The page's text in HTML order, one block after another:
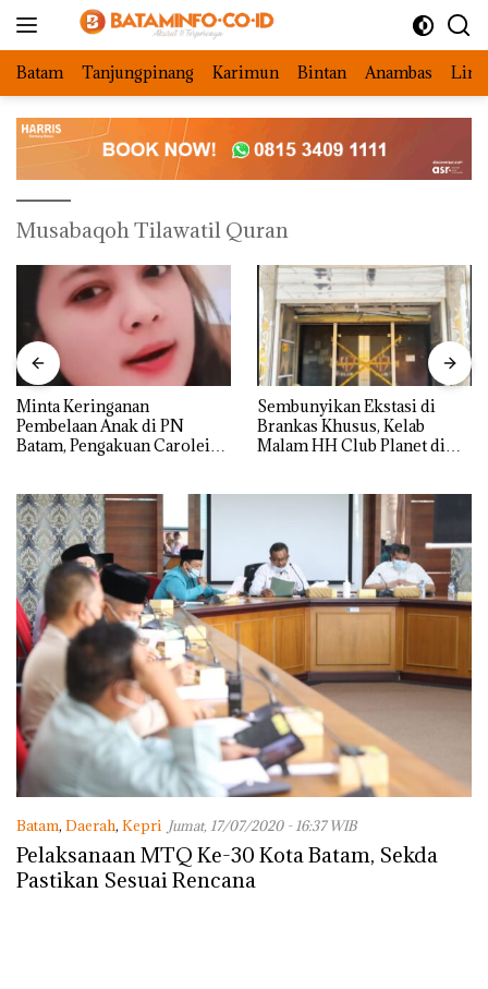
Batam Tanjungpinang Karimun Bintan Anambas
Musabaqoh Tilawatil Quran
Minta Keringanan
Pembelaan Anak di PN
Batam, Pengakuan Carolein
Sembunyikan Ekstasi di
Brankas Khusus, Kelab
Malam HH Club Planet di
Batam, Daerah, Kepri Jumat, 17/07/2020 - 16:37 WIB
Pelaksanaan MTQ Ke-30 Kota Batam, Sekda
Pastikan Sesuai Rencana